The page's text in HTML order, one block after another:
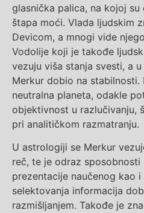
glasnička palica, na kojoj
štapa moći. Vlada ljudskim
Devicom, a mnogi vide
Vodolije koji je takođe
vezuju viša stanja svesti, a
Merkur dobio na
neutralna planeta, odakle
objektivnost u razlučivanju,
pri analitičkom razmatranju.
U astrologiji se Merkur
reč, te je odraz sposobnosti
prezentacije naučenog kao
selektovanja informacija
razmišljanjem. Takođe je